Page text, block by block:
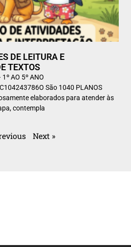
DE LEITURA E
TEXTOS
AO 5º ANO
São 1040 PLANOS
elaborados para atender às
contempla
Next »